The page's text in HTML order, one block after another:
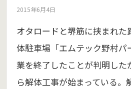
2015年6月4日
オタロードと堺筋に挟まれた
体駐車場「エムテック野村パ
業を終了したことが判明した
ら解体工事が始まっている。